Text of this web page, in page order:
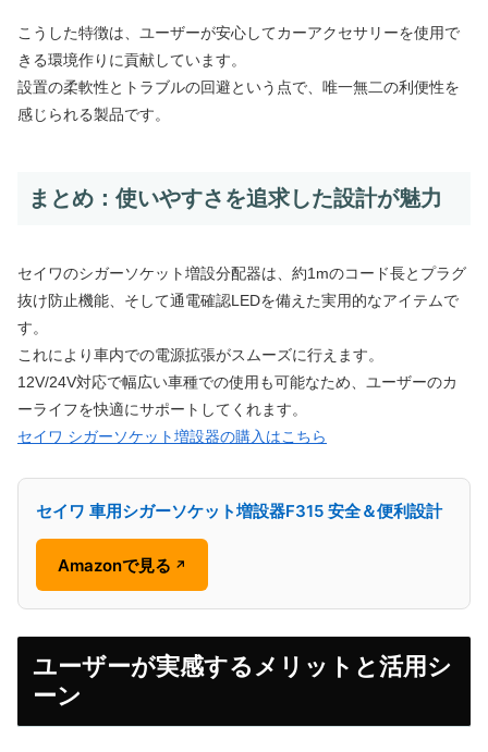
こうした特徴は、ユーザーが安心してカーアクセサリーを使用で
きる環境作りに貢献しています。
設置の柔軟性とトラブルの回避という点で、唯一無二の利便性を
感じられる製品です。
まとめ：使いやすさを追求した設計が魅力
セイワのシガーソケット増設分配器は、約1mのコード長とプラグ
抜け防止機能、そして通電確認LEDを備えた実用的なアイテムで
す。
これにより車内での電源拡張がスムーズに行えます。
12V/24V対応で幅広い車種での使用も可能なため、ユーザーのカ
ーライフを快適にサポートしてくれます。
セイワ シガーソケット増設器の購入はこちら
セイワ 車用シガーソケット増設器F315 安全＆便利設計
Amazonで見る ↗
ユーザーが実感するメリットと活用シ
ーン